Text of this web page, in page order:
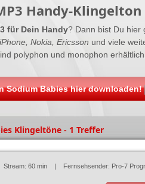
Handy-Klingelton
für Dein Handy? Dann bist Du hier
iPhone, Nokia, Ericsson und viele
polyphon und monophon
Sodium Babies hier downloaden!
Klingeltöne - 1 Treffer
60 min | Fernsehsender: Pro-7